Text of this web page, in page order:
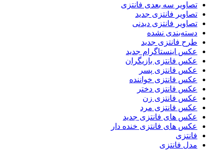
تصاویر سه بعدی فانتزی
تصاویر فانتزی جدید
تصاویر فانتزی دیدنی
دسته‌بندی نشده
طرح فانتزی جدید
عکس اینستاگرام جدید
عکس فانتزی بازیگران
عکس فانتزی پسر
عکس فانتزی خواننده
عکس فانتزی دختر
عکس فانتزی زن
عکس فانتزی مرد
عکس های فانتزی جدید
عکس های فانتزی خنده دار
فانتزی
مدل فانتزی